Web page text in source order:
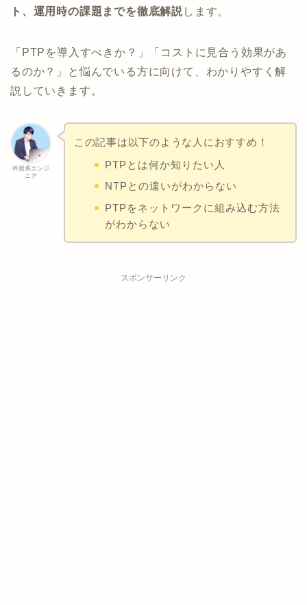
ト、運用時の課題までを徹底解説 します。
「PTPを導入すべきか？」「コストに見合う効果があ
るのか？」と悩んでいる方に向けて、わかりやすく解
説していきます。
外資系エンジ
ニア
この記事は以下のような人におすすめ！
PTPとは何か知りたい人
NTPとの違いがわからない
PTPをネットワークに組み込む方法
がわからない
スポンサーリンク